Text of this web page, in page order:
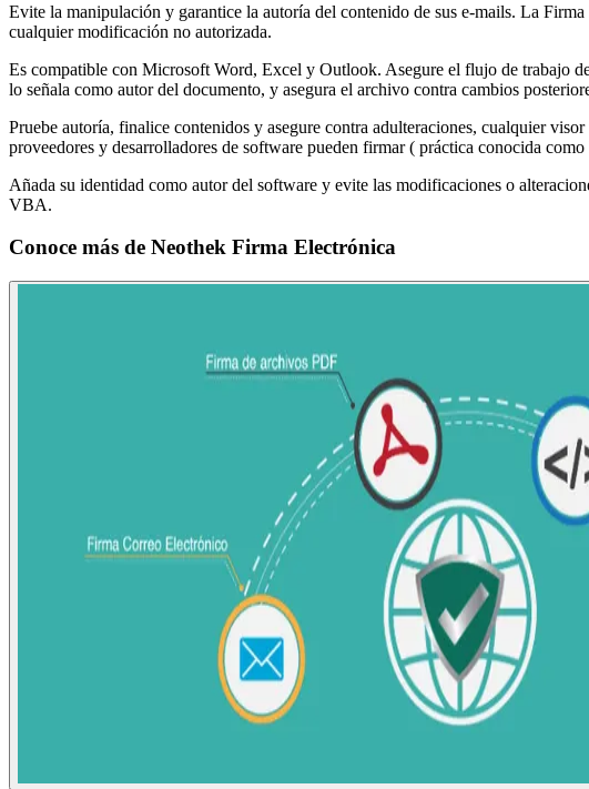
Evite la manipulación y garantice la autoría del contenido de sus e-mails. La
cualquier modificación no autorizada.
Es compatible con Microsoft Word, Excel y Outlook. Asegure el flujo de trabajo
lo señala como autor del documento, y asegura el archivo contra cambios
Pruebe autoría, finalice contenidos y asegure contra adulteraciones, cualquier
proveedores y desarrolladores de software pueden firmar ( práctica conocida
Añada su identidad como autor del software y evite las modificaciones o
VBA.
Conoce más de Neothek Firma Electrónica